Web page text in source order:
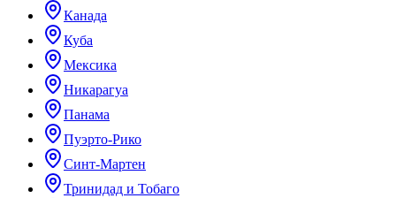
Канада
Куба
Мексика
Никарагуа
Панама
Пуэрто-Рико
Синт-Мартен
Тринидад и Тобаго